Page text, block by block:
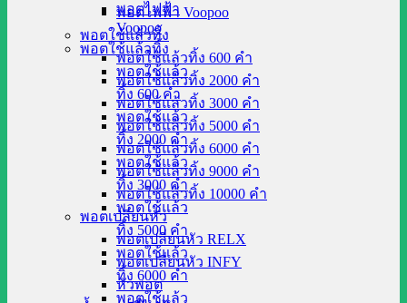
พอตไฟฟ้า
Voopoo
พอตใช้แล้วทิ้ง
พอตใช้แล้ว
ทิ้ง 600 คำ
พอตใช้แล้ว
ทิ้ง 2000 คำ
พอตใช้แล้ว
ทิ้ง 3000 คำ
พอตใช้แล้ว
ทิ้ง 5000 คำ
พอตใช้แล้ว
ทิ้ง 6000 คำ
พอตใช้แล้ว
พอตไฟฟ้า Voopoo
พอตใช้แล้วทิ้ง
พอตใช้แล้วทิ้ง 600 คำ
พอตใช้แล้วทิ้ง 2000 คำ
พอตใช้แล้วทิ้ง 3000 คำ
พอตใช้แล้วทิ้ง 5000 คำ
พอตใช้แล้วทิ้ง 6000 คำ
พอตใช้แล้วทิ้ง 9000 คำ
พอตใช้แล้วทิ้ง 10000 คำ
พอตเปลี่ยนหัว
พอตเปลี่ยนหัว RELX
พอตเปลี่ยนหัว INFY
หัวพอต